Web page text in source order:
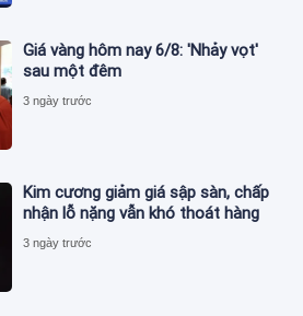
Giá vàng hôm nay 6/8: 'Nhảy vọt'
sau một đêm
3 ngày trước
Kim cương giảm giá sập sàn, chấp
nhận lỗ nặng vẫn khó thoát hàng
3 ngày trước